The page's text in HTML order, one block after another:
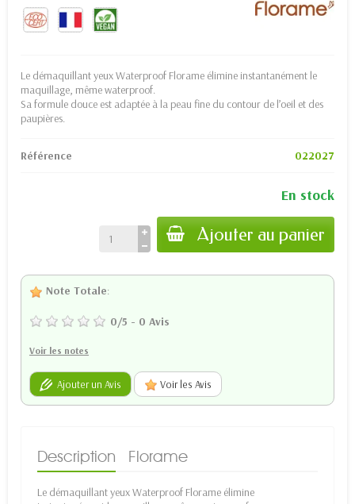
Le démaquillant yeux Waterproof Florame élimine instantanément le
maquillage, même waterproof.
Sa formule douce est adaptée à la peau fine du contour de l’oeil et des
paupières.
Référence 022027
En stock
Ajouter au panier
Note Totale:
0/5 - 0 Avis
Voir les notes
Ajouter un Avis Voir les Avis
Description Florame
Le démaquillant yeux Waterproof Florame élimine